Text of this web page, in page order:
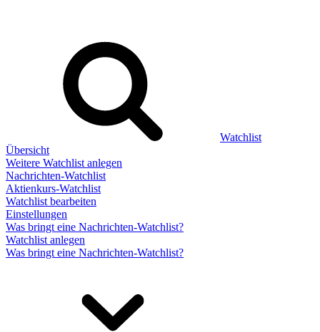
Watchlist
Übersicht
Weitere Watchlist anlegen
Nachrichten-Watchlist
Aktienkurs-Watchlist
Watchlist bearbeiten
Einstellungen
Was bringt eine Nachrichten-Watchlist?
Watchlist anlegen
Was bringt eine Nachrichten-Watchlist?